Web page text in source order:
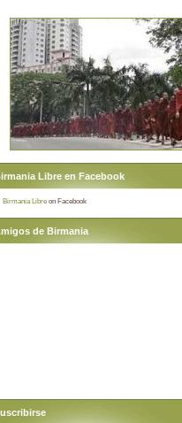
Libre en Facebook
Birmania Libre on Facebook
de Birmania